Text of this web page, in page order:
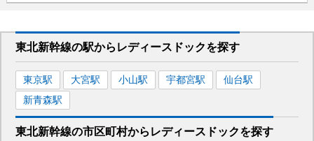
東北新幹線の駅から レディースドックを探す
東京駅 大宮駅 小山駅 宇都宮駅 仙台駅
新青森駅
東北新幹線の市区町村から レディースドックを探す